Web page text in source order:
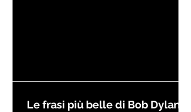
Le frasi più belle di Bob Dylan